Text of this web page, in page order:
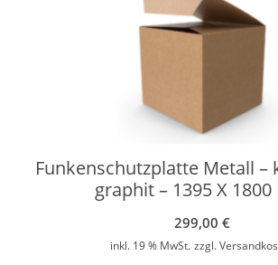
Funkenschutzplatte Metall –
graphit – 1395 X 1800
299,00 €
inkl. 19 % MwSt. zzgl.